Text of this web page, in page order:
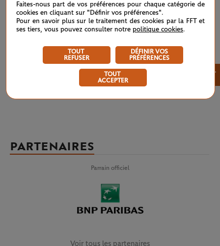
Retrouvez les tableaux complets du tournoi 2026. Tous les tableaux et
les résultats de Roland-Garros 2026 en un simple coup d’œil : simple
dames, double mixte, simples et doubles juniors, Tournoi des Légendes,
tennis-fauteuil et quad. Pour ne manquer aucun résultat, du tirage au
sort jusqu’à la fin des épreuves.
PARTENAIRES
Parrain officiel
Voir tous les partenaires
Faites-nous part de vos préférences pour chaque catégorie de
cookies en cliquant sur "Définir vos préférences".
Pour en savoir plus sur le traitement des cookies par la FFT et
ses tiers, vous pouvez consulter notre politique cookies.
TOUT
REFUSER
DÉFINIR VOS
PRÉFÉRENCES
TOUT
ACCEPTER